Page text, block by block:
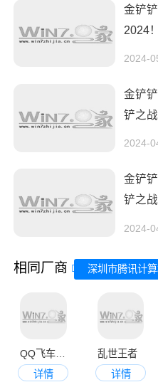
金铲
2024
2024-
金铲
铲之
2024-
金铲
铲之
2024-
相同厂商 深圳市腾讯计
QQ飞车手游版
详情
乱世王者
详情